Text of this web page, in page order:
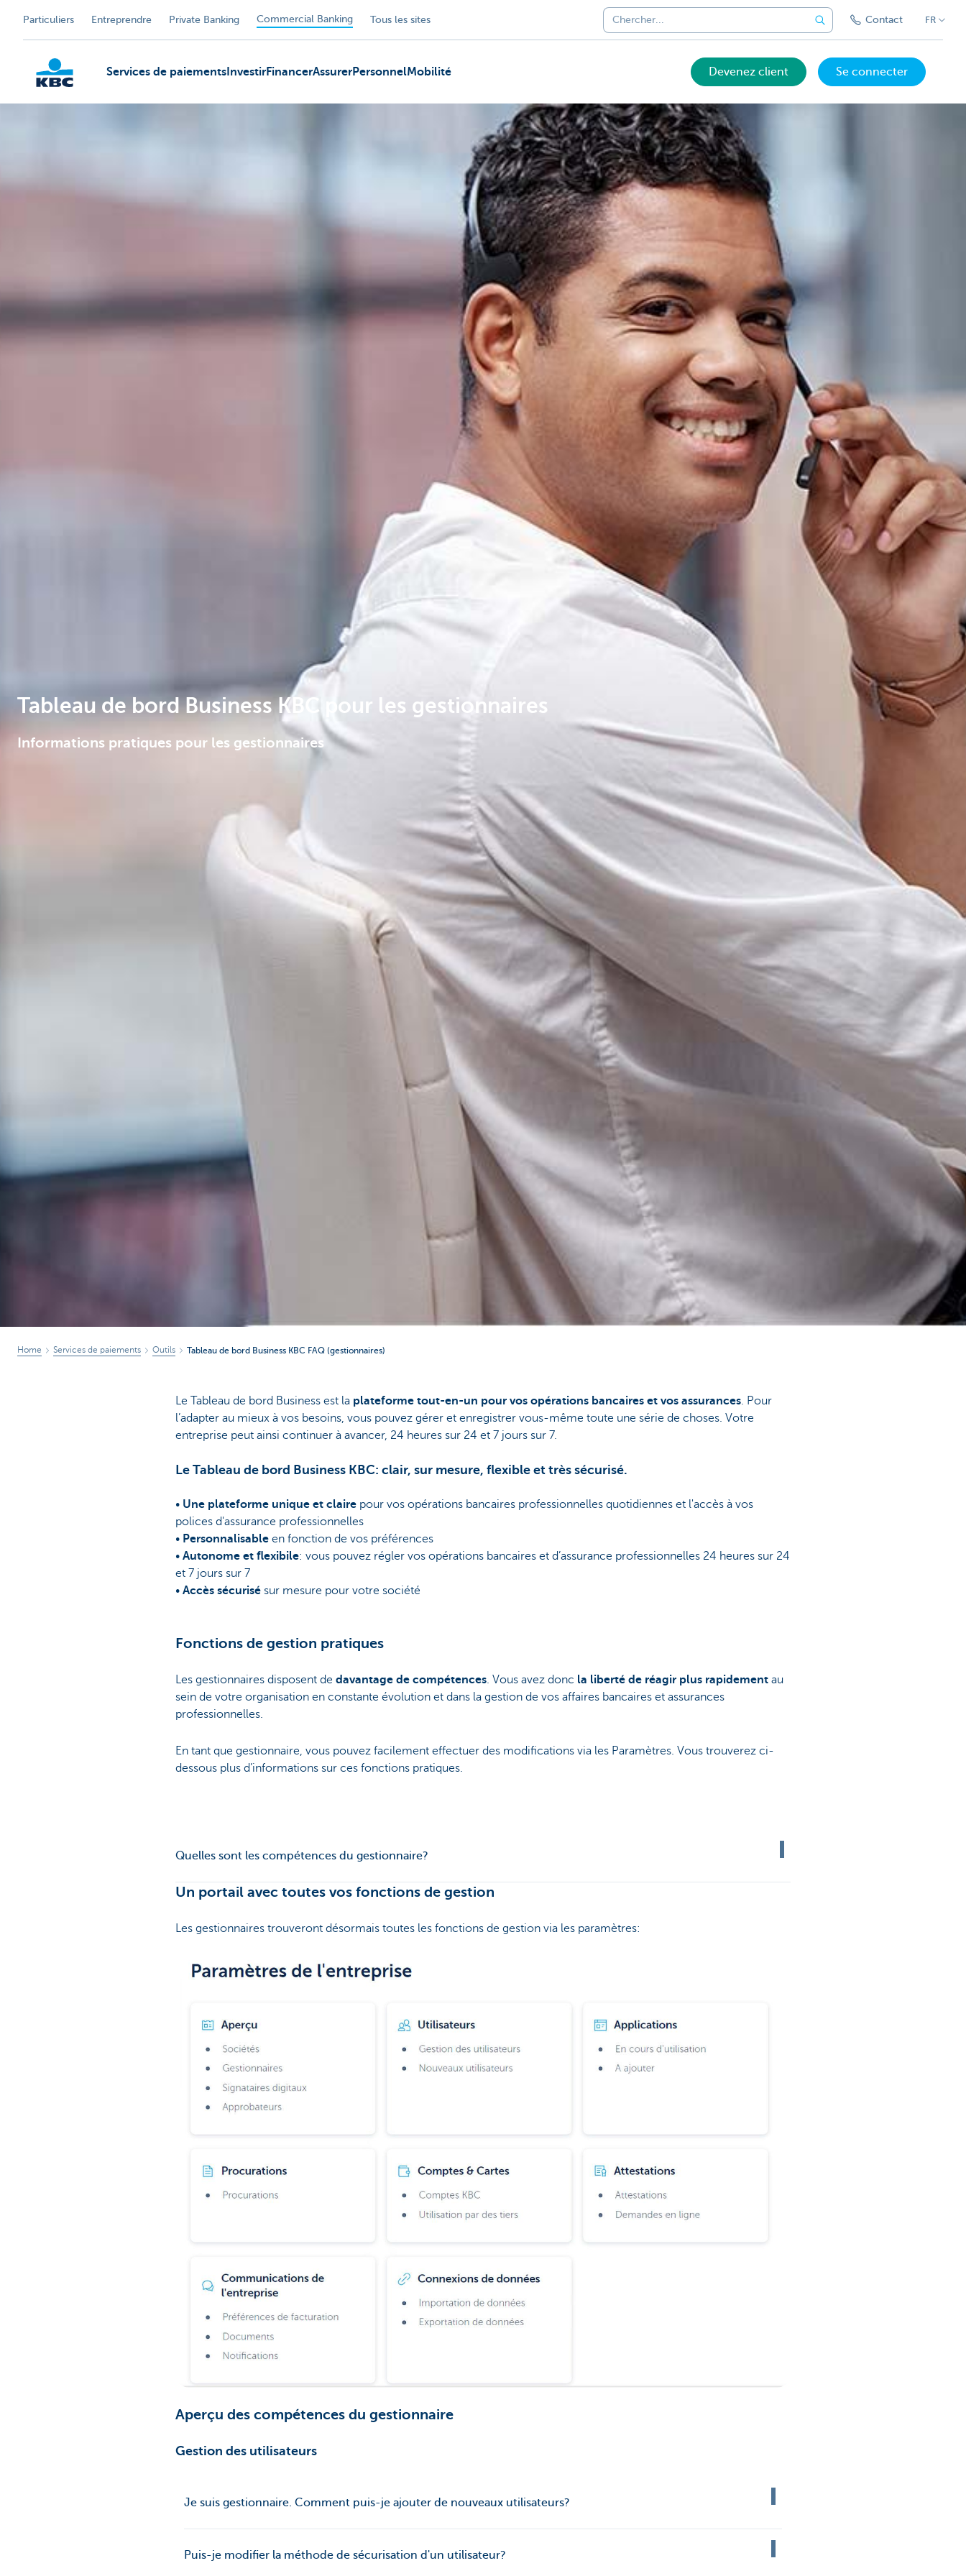
Particuliers Entreprendre Private Banking Commercial Banking Tous les sites Contact FR
Services de paiements InvestirFinancerAssurerPersonnelMobilité Devenez client Se connecter
Tableau de bord Business KBC pour les gestionnaires
Informations pratiques pour les gestionnaires
Home Services de paiements Outils Tableau de bord Business KBC FAQ (gestionnaires)
Le Tableau de bord Business est la plateforme tout-en-un pour vos opérations bancaires et vos assurances. Pour
l’adapter au mieux à vos besoins, vous pouvez gérer et enregistrer vous-même toute une série de choses. Votre
entreprise peut ainsi continuer à avancer, 24 heures sur 24 et 7 jours sur 7.
Le Tableau de bord Business KBC: clair, sur mesure, flexible et très sécurisé.
• Une plateforme unique et claire pour vos opérations bancaires professionnelles quotidiennes et l'accès à vos
polices d'assurance professionnelles
• Personnalisable en fonction de vos préférences
• Autonome et flexibile: vous pouvez régler vos opérations bancaires et d’assurance professionnelles 24 heures sur 24
et 7 jours sur 7
• Accès sécurisé sur mesure pour votre société
Fonctions de gestion pratiques
Les gestionnaires disposent de davantage de compétences. Vous avez donc la liberté de réagir plus rapidement au
sein de votre organisation en constante évolution et dans la gestion de vos affaires bancaires et assurances
professionnelles.
En tant que gestionnaire, vous pouvez facilement effectuer des modifications via les Paramètres. Vous trouverez ci-
dessous plus d’informations sur ces fonctions pratiques.
Quelles sont les compétences du gestionnaire?
Un portail avec toutes vos fonctions de gestion
Les gestionnaires trouveront désormais toutes les fonctions de gestion via les paramètres:
Aperçu des compétences du gestionnaire
Gestion des utilisateurs
Je suis gestionnaire. Comment puis-je ajouter de nouveaux utilisateurs?
Puis-je modifier la méthode de sécurisation d'un utilisateur?